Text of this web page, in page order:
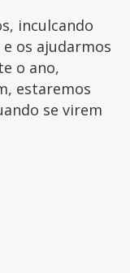
inculcando
os ajudarmos
o ano,
estaremos
se virem